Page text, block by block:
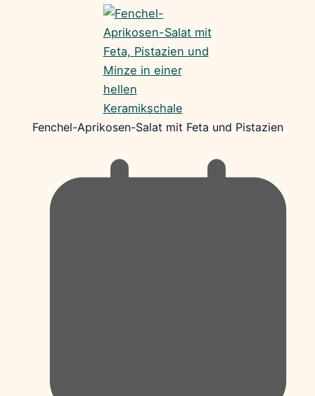
Fenchel-Aprikosen-Salat mit Feta und Pistazien